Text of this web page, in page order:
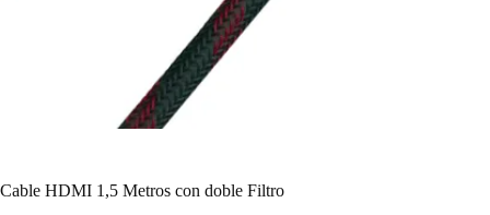
Cable HDMI 1,5 Metros con doble Filtro